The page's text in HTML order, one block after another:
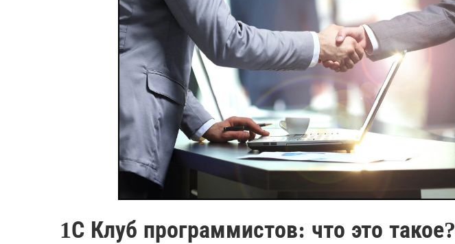
1С Клуб программистов: что это такое?